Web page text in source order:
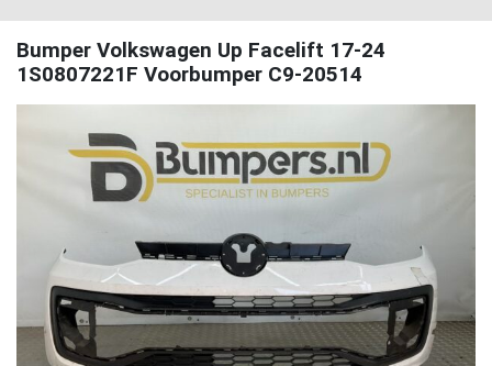
Bumper Volkswagen Up Facelift 17-24
1S0807221F Voorbumper C9-20514